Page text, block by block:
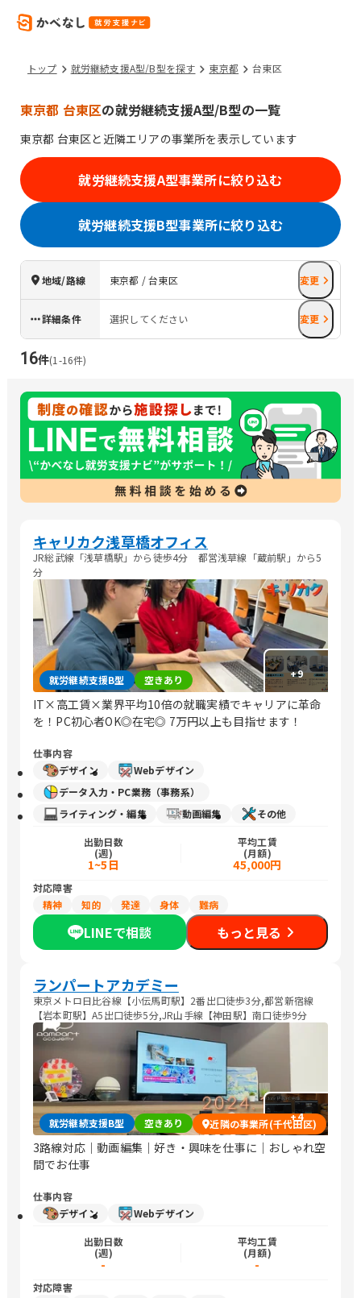
トップ 就労継続支援A型/B型を探す 東京都 台東区
東京都 台東区の就労継続支援A型/B型の一覧
東京都 台東区と近隣エリアの事業所を表示しています
就労継続支援A型事業所に絞り込む
就労継続支援B型事業所に絞り込む
地域/路線 東京都 / 台東区 変更
詳細条件 選択してください 変更
16件(1 -16件)
キャリカク浅草橋オフィス
JR総武線「浅草橋駅」から徒歩4分 都営浅草線「蔵前駅」から5
分
+9
就労継続支援B型 空きあり
IT×高工賃×業界平均10倍の就職実績でキャリアに革命
を！PC初心者OK◎在宅◎ 7万円以上も目指せます！
仕事内容
デザイン
Webデザイン
データ入力・PC業務（事務系）
ライティング・編集
動画編集 その他
出勤日数
(週)
1~5日
平均工賃
(月額)
45,000円
対応障害
精神
知的 発達 身体 難病
LINEで相談 もっと見る
ランパートアカデミー
東京メトロ日比谷線【小伝馬町駅】2番出口徒歩3分,都営新宿線
【岩本町駅】A5出口徒歩5分,JR山手線【神田駅】南口徒歩9分
+4
就労継続支援B型 空きあり 近隣の事業所(千代田区)
3路線対応｜動画編集｜好き・興味を仕事に｜おしゃれ空
間でお仕事
仕事内容
デザイン
Webデザイン
出勤日数
(週)
-
平均工賃
(月額)
-
対応障害